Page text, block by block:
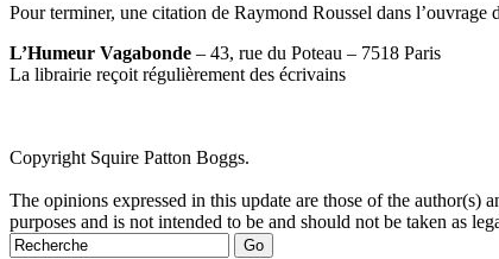
Pour terminer, une citation de Raymond Roussel dans l’ouvrage
L’Humeur Vagabonde – 43, rue du Poteau – 7518 Paris
La librairie reçoit régulièrement des écrivains
Tweet
post
Like
post
Email
post
Share
post
on
Copyright Squire Patton Boggs.
The opinions expressed in this update are those of the
purposes and is not intended to be and should not be taken as